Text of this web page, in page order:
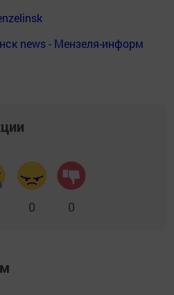
news - Мензеля-информ
0 0